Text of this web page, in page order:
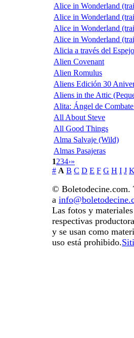
Alice in Wonderland
Alice in Wonderland
Alice in Wonderland
Alice in Wonderland
Alicia a través del
Alien Covenant
Alien Romulus
Aliens Edición 30
Aliens in the Attic
Alita: Ángel de
All About Steve
All Good Things
Alma Salvaje (Wild)
Almas Pasajeras
1234›»
# A B C D E F G H I J
© Boletodecine.com.
a
Las fotos y
respectivas
y se usan como
uso está prohibido.